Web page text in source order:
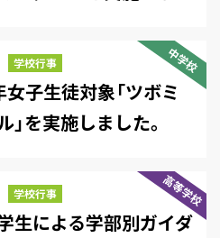
中学校
学校行事
子生徒対象「ツボミ
」を実施しました。
高等学校
学校行事
生による学部別ガイダ